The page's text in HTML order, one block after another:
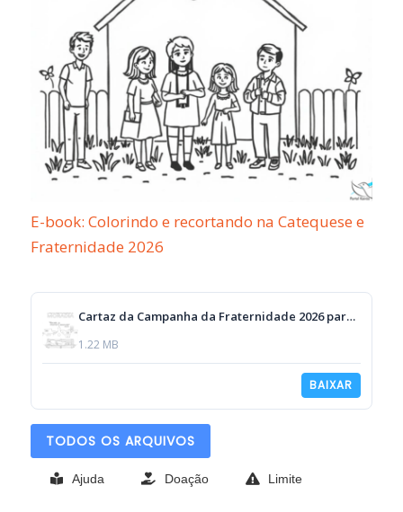
E-book: Colorindo e recortando na Catequese e
Fraternidade 2026
Cartaz da Campanha da Fraternidade 2026 para colorir
1.22 MB
BAIXAR
TODOS OS ARQUIVOS
Ajuda Doação Limite